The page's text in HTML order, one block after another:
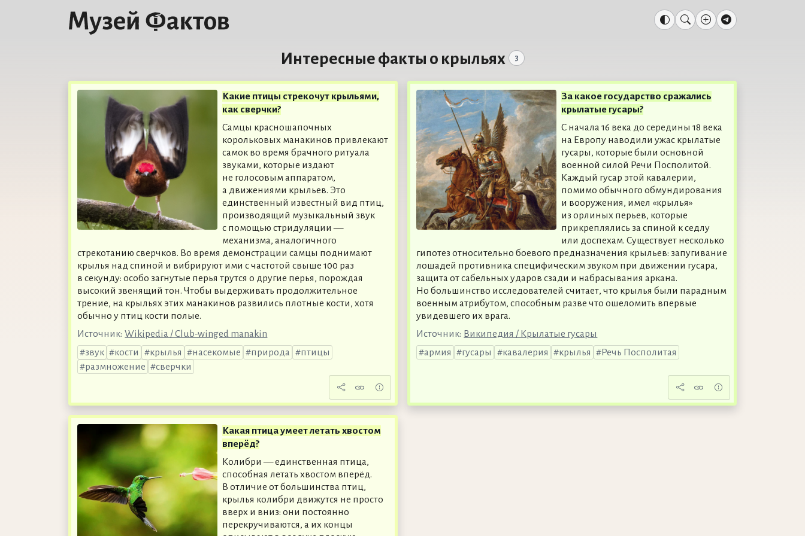
Интересные факты о крыльях 3
Какие птицы стрекочут крыльями,
как сверчки?
Самцы красношапочных
корольковых манакинов привлекают
самок во время брачного ритуала
звуками, которые издают
не голосовым аппаратом,
а движениями крыльев. Это
единственный известный вид птиц,
производящий музыкальный звук
с помощью стридуляции —
механизма, аналогичного
стрекотанию сверчков. Во время демонстрации самцы поднимают
крылья над спиной и вибрируют ими с частотой свыше 100 раз
в секунду: особо загнутые перья трутся о другие перья, порождая
высокий звенящий тон. Чтобы выдерживать продолжительное
трение, на крыльях этих манакинов развились плотные кости, хотя
обычно у птиц кости полые.
Источник: Wikipedia / Club-winged manakin
звук
кости крылья насекомые природа
птицы
размножение
сверчки
За какое государство сражались
крылатые гусары?
С начала 16 века до середины 18 века
на Европу наводили ужас крылатые
гусары, которые были основной
военной силой Речи Посполитой.
Каждый гусар этой кавалерии,
помимо обычного обмундирования
и вооружения, имел «крылья»
из орлиных перьев, которые
прикреплялись за спиной к седлу
или доспехам. Существует несколько
гипотез относительно боевого предназначения крыльев: запугивание
лошадей противника специфическим звуком при движении гусара,
защита от сабельных ударов сзади и набрасывания аркана.
Но большинство исследователей считает, что крылья были парадным
военным атрибутом, способным разве что ошеломить впервые
увидевшего их врага.
Источник: Википедия / Крылатые гусары
армия
гусары кавалерия крылья Речь Посполитая
Какая птица умеет летать хвостом
вперёд?
Колибри — единственная птица,
способная летать хвостом вперёд.
В отличие от большинства птиц,
крылья колибри движутся не просто
вверх и вниз: они постоянно
перекручиваются, а их концы